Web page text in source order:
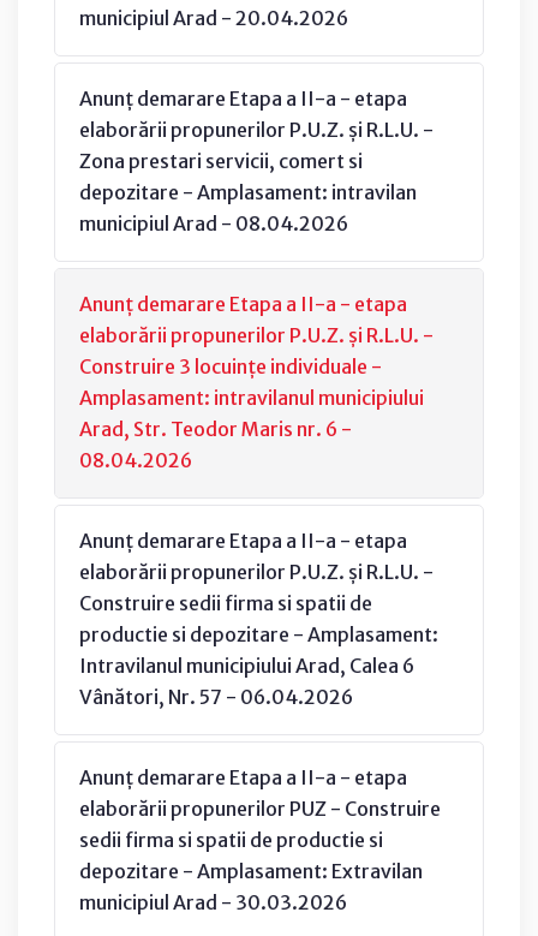
municipiul Arad - 20.04.2026
Anunț demarare Etapa a II-a - etapa
elaborării propunerilor P.U.Z. și R.L.U. -
Zona prestari servicii, comert si
depozitare - Amplasament: intravilan
municipiul Arad - 08.04.2026
Anunț demarare Etapa a II-a - etapa
elaborării propunerilor P.U.Z. și R.L.U. -
Construire 3 locuințe individuale -
Amplasament: intravilanul municipiului
Arad, Str. Teodor Maris nr. 6 -
08.04.2026
Anunț demarare Etapa a II-a - etapa
elaborării propunerilor P.U.Z. și R.L.U. -
Construire sedii firma si spatii de
productie si depozitare - Amplasament:
Intravilanul municipiului Arad, Calea 6
Vânători, Nr. 57 - 06.04.2026
Anunț demarare Etapa a II-a - etapa
elaborării propunerilor PUZ - Construire
sedii firma si spatii de productie si
depozitare - Amplasament: Extravilan
municipiul Arad - 30.03.2026